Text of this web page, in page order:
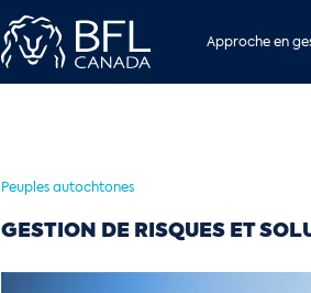
Approche en
Peuples autochtones
GESTION DE RISQUES ET